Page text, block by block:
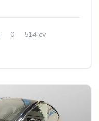
0
514 cv